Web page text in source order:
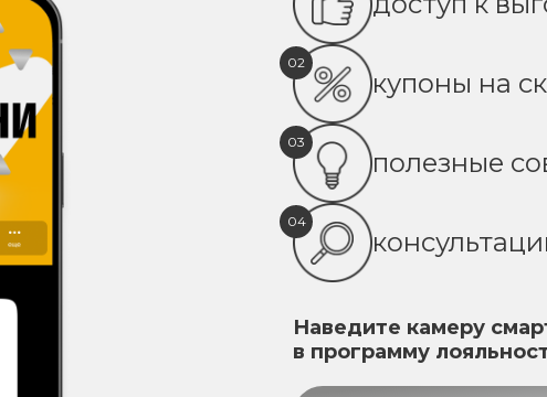
02
купоны на
03
полезные
04
Наведите камеру
в программу